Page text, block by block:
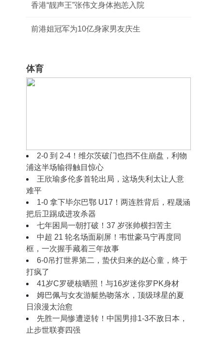
香港“靓声王”张伟文身体抱恙入院
前港姐冠军为10亿身家男友庆生
体育
2‑0 到 2‑4！维尔茨破门也挡不住崩盘，利物
浦这半场输得触目惊心
王欣瑜多伦多首轮出局，这场失利太让人意
难平
1‑0 拿下毕尔巴鄂 U17！两连胜背后，程晟涵
把后卫踢成进攻杀器
七年困局一朝打破！37 岁张帅横扫苦主
中超 21 轮名场面刷屏！韦世豪马宁再度同
框，一次握手藏着三年故事
6-0吊打世界第二，蛰伏归来的赵心童，终于
打疯了
41岁C罗硬核晒照！与16岁迷你罗PK身材
姆巴佩与女友游艇热吻落水，顶级球星的夏
日浪漫太治愈
先胜一局惨遭逆转！中国男排1-3不敌日本，
止步世联赛四强